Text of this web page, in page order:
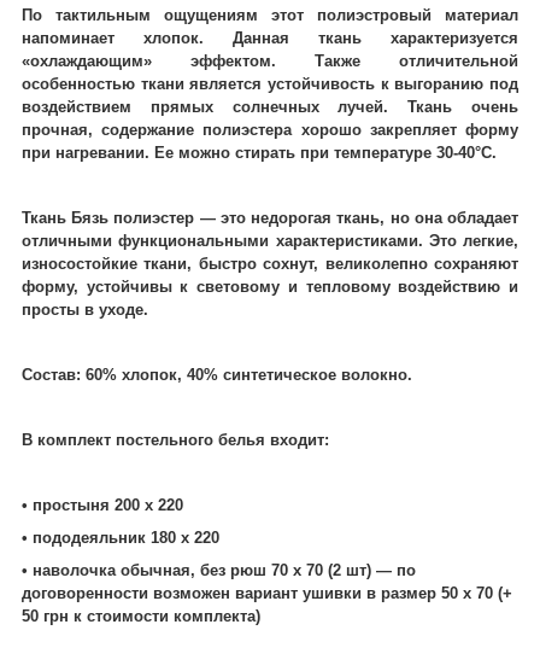
По тактильным ощущениям этот полиэстровый материал
напоминает хлопок. Данная ткань характеризуется
«охлаждающим» эффектом. Также отличительной
особенностью ткани является устойчивость к выгоранию под
воздействием прямых солнечных лучей. Ткань очень
прочная, содержание полиэстера хорошо закрепляет форму
при нагревании. Ее можно стирать при температуре 30-40°C.
Ткань Бязь полиэстер ― это недорогая ткань, но она обладает
отличными функциональными характеристиками. Это легкие,
износостойкие ткани, быстро сохнут, великолепно сохраняют
форму, устойчивы к световому и тепловому воздействию и
просты в уходе.
Состав: 60% хлопок, 40% синтетическое волокно.
В комплект постельного белья входит:
• простыня 200 х 220
• пододеяльник 180 х 220
• наволочка обычная, без рюш 70 х 70 (2 шт) ― по
договоренности возможен вариант ушивки в размер 50 х 70 (+
50 грн к стоимости комплекта)